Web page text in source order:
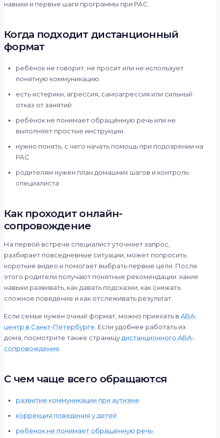
навыки и первые шаги программы при РАС.
Когда подходит дистанционный
формат
ребёнок не говорит, не просит или не использует
понятную коммуникацию
есть истерики, агрессия, самоагрессия или сильный
отказ от занятий
ребёнок не понимает обращённую речь или не
выполняет простые инструкции
нужно понять, с чего начать помощь при подозрении на
РАС
родителям нужен план домашних шагов и контроль
специалиста
Как проходит онлайн-
сопровождение
На первой встрече специалист уточняет запрос,
разбирает повседневные ситуации, может попросить
короткие видео и помогает выбрать первые цели. После
этого родители получают понятные рекомендации: какие
навыки развивать, как давать подсказки, как снижать
сложное поведение и как отслеживать результат.
Если семье нужен очный формат, можно приехать в ABA-
центр в Санкт-Петербурге . Если удобнее работать из
дома, посмотрите также страницу дистанционного ABA-
сопровождения
С чем чаще всего обращаются
развитие коммуникации при аутизме
коррекция поведения у детей
ребёнок не понимает обращённую речь